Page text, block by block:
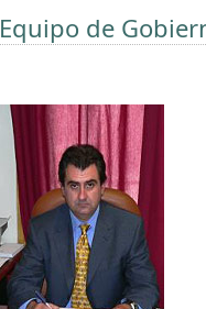
Equipo de